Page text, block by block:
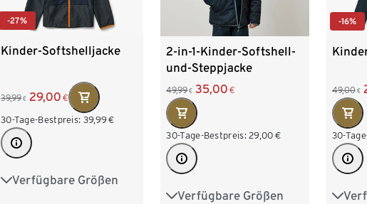
-27%
Kinder-Softshelljacke
39,99 € 29,00 €
30-Tage-Bestpreis: 39,99€
Verfügbare Größen
122/128 134/140
2-in-1-Kinder-Softshell-
und-Steppjacke
49,99 € 35,00 €
30-Tage-Bestpreis: 29,00 €
Verfügbare Größen
122/128 134/140
-16%
49,00 €
30-
122/